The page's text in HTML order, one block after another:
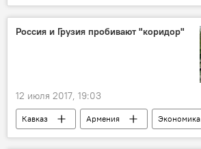
интервью
футболист
Россия и Грузия пробивают "коридор"
12 июля 2017, 19:03
Кавказ Армения
Экономика
Общество
В мире
Политика